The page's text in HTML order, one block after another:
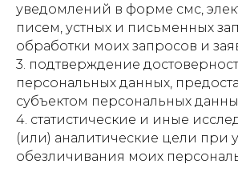
уведомлений в форме смс,
писем, устных и письменных
обработки моих запросов и
3. подтверждение
персональных данных,
субъектом персональных
4. статистические и иные
(или) аналитические цели при
обезличивания моих